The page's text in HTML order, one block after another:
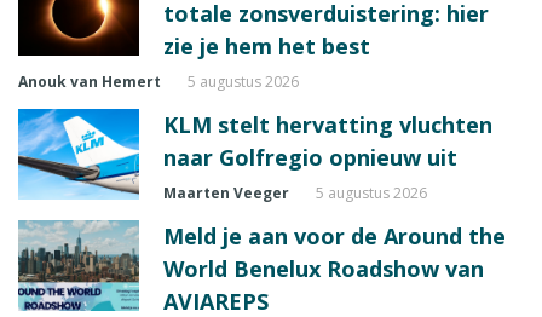
totale zonsverduistering: hier
zie je hem het best
Anouk van Hemert 5 augustus 2026
KLM stelt hervatting vluchten
naar Golfregio opnieuw uit
Maarten Veeger 5 augustus 2026
Meld je aan voor de Around the
World Benelux Roadshow van
AVIAREPS